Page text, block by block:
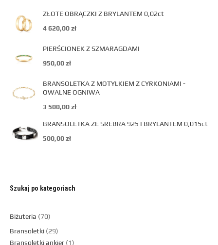
ZŁOTE OBRĄCZKI Z BRYLANTEM 0,02ct
4 620,00zł
PIERŚCIONEK Z SZMARAGDAMI
950,00zł
BRANSOLETKA Z MOTYLKIEM Z CYRKONIAMI -
OWALNE OGNIWA
3 500,00zł
BRANSOLETKA ZE SREBRA 925 I BRYLANTEM 0,015ct
500,00zł
Szukaj po kategoriach
Biżuteria
70
Bransoletki 29
Bransoletki ankier 1